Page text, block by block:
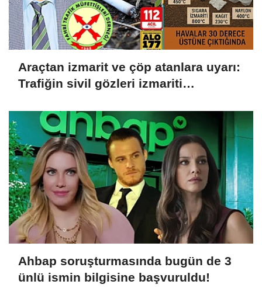
Araçtan izmarit ve çöp atanlara uyarı:
Trafiğin sivil gözleri izmariti
Ahbap soruşturmasında bugün de 3
ünlü ismin bilgisine başvuruldu!